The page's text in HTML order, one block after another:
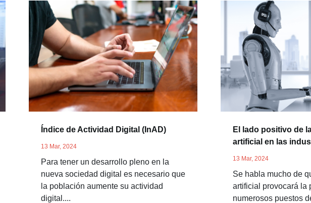
Índice de Actividad Digital (InAD)
13 Mar, 2024
Para tener un desarrollo pleno en la
nueva sociedad digital es necesario que
la población aumente su actividad
digital....
El lado positivo de
artificial en las
13 Mar, 2024
Se habla mucho de
artificial provocará la
numerosos puestos